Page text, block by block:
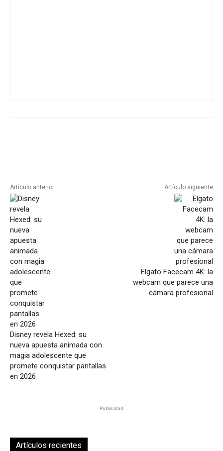
Artículo anterior
Disney revela Hexed: su
nueva apuesta animada con
magia adolescente que
promete conquistar pantallas
en 2026
Artículo siguiente
Elgato Facecam 4K: la
webcam que parece una
cámara profesional
Publicidad
Artículos recientes